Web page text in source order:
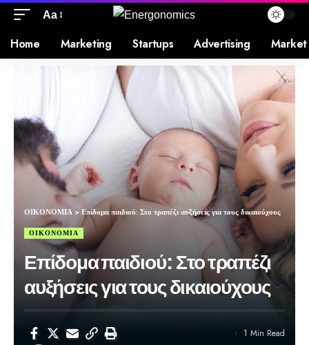
Aa
Home Marketing Startups Advertising Market
ΟΙΚΟΝΟΜΙΑ >Επίδομα παιδιού: Στο τραπέζι αυξήσεις για τους δικαιούχους
ΟΙΚΟΝΟΜΙΑ
Επίδομα παιδιού: Στο τραπέζι
αυξήσεις για τους δικαιούχους
1 Min Read